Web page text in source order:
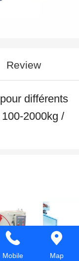
Review
différents
2000kg /
Mobile Map